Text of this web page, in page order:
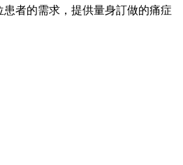
者的需求，提供量身訂做的痛症